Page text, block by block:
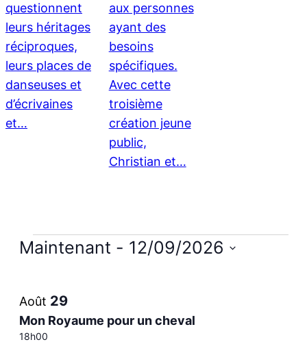
questionnent
leurs héritages
réciproques,
leurs places de
danseuses et
d’écrivaines
et…
aux personnes
ayant des
besoins
spécifiques.
Avec cette
troisième
création jeune
public,
Christian et…
Évènements
Maintenant - 12/09/2026
date
List
of
Août 29
Mon Royaume pour un cheval
18h00